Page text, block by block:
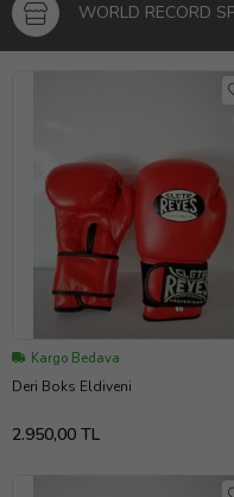
WORLD RECORD
Kargo Bedava
Deri Boks Eldiveni
2.950,00 TL